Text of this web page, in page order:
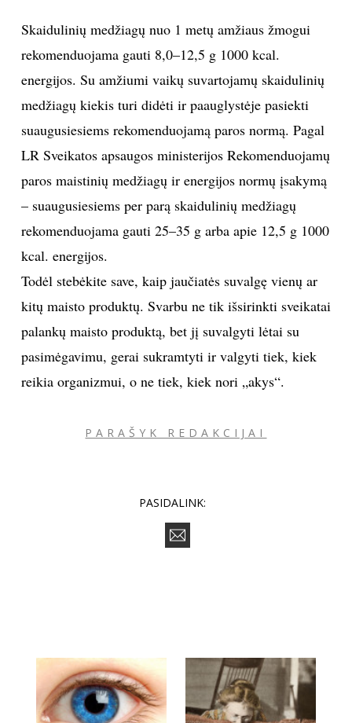
Skaidulinių medžiagų nuo 1 metų amžiaus žmogui
rekomenduojama gauti 8,0–12,5 g 1000 kcal.
energijos. Su amžiumi vaikų suvartojamų skaidulinių
medžiagų kiekis turi didėti ir paauglystėje pasiekti
suaugusiesiems rekomenduojamą paros normą. Pagal
LR Sveikatos apsaugos ministerijos Rekomenduojamų
paros maistinių medžiagų ir energijos normų įsakymą
– suaugusiesiems per parą skaidulinių medžiagų
rekomenduojama gauti 25–35 g arba apie 12,5 g 1000
kcal. energijos.
Todėl stebėkite save, kaip jaučiatės suvalgę vienų ar
kitų maisto produktų. Svarbu ne tik išsirinkti sveikatai
palankų maisto produktą, bet jį suvalgyti lėtai su
pasimėgavimu, gerai sukramtyti ir valgyti tiek, kiek
reikia organizmui, o ne tiek, kiek nori „akys“.
PARAŠYK REDAKCIJAI
PASIDALINK: